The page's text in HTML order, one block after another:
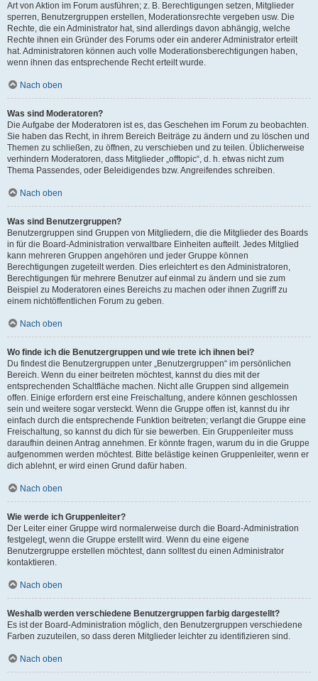
Art von Aktion im Forum ausführen; z. B. Berechtigungen setzen, Mitglieder
sperren, Benutzergruppen erstellen, Moderationsrechte vergeben usw. Die
Rechte, die ein Administrator hat, sind allerdings davon abhängig, welche
Rechte ihnen ein Gründer des Forums oder ein anderer Administrator erteilt
hat. Administratoren können auch volle Moderationsberechtigungen haben,
wenn ihnen das entsprechende Recht erteilt wurde.
Nach oben
Was sind Moderatoren?
Die Aufgabe der Moderatoren ist es, das Geschehen im Forum zu beobachten.
Sie haben das Recht, in ihrem Bereich Beiträge zu ändern und zu löschen und
Themen zu schließen, zu öffnen, zu verschieben und zu teilen. Üblicherweise
verhindern Moderatoren, dass Mitglieder „offtopic“, d. h. etwas nicht zum
Thema Passendes, oder Beleidigendes bzw. Angreifendes schreiben.
Nach oben
Was sind Benutzergruppen?
Benutzergruppen sind Gruppen von Mitgliedern, die die Mitglieder des Boards
in für die Board-Administration verwaltbare Einheiten aufteilt. Jedes Mitglied
kann mehreren Gruppen angehören und jeder Gruppe können
Berechtigungen zugeteilt werden. Dies erleichtert es den Administratoren,
Berechtigungen für mehrere Benutzer auf einmal zu ändern und sie zum
Beispiel zu Moderatoren eines Bereichs zu machen oder ihnen Zugriff zu
einem nichtöffentlichen Forum zu geben.
Nach oben
Wo finde ich die Benutzergruppen und wie trete ich ihnen bei?
Du findest die Benutzergruppen unter „Benutzergruppen“ im persönlichen
Bereich. Wenn du einer beitreten möchtest, kannst du dies mit der
entsprechenden Schaltfläche machen. Nicht alle Gruppen sind allgemein
offen. Einige erfordern erst eine Freischaltung, andere können geschlossen
sein und weitere sogar versteckt. Wenn die Gruppe offen ist, kannst du ihr
einfach durch die entsprechende Funktion beitreten; verlangt die Gruppe eine
Freischaltung, so kannst du dich für sie bewerben. Ein Gruppenleiter muss
daraufhin deinen Antrag annehmen. Er könnte fragen, warum du in die Gruppe
aufgenommen werden möchtest. Bitte belästige keinen Gruppenleiter, wenn er
dich ablehnt, er wird einen Grund dafür haben.
Nach oben
Wie werde ich Gruppenleiter?
Der Leiter einer Gruppe wird normalerweise durch die Board-Administration
festgelegt, wenn die Gruppe erstellt wird. Wenn du eine eigene
Benutzergruppe erstellen möchtest, dann solltest du einen Administrator
kontaktieren.
Nach oben
Weshalb werden verschiedene Benutzergruppen farbig dargestellt?
Es ist der Board-Administration möglich, den Benutzergruppen verschiedene
Farben zuzuteilen, so dass deren Mitglieder leichter zu identifizieren sind.
Nach oben